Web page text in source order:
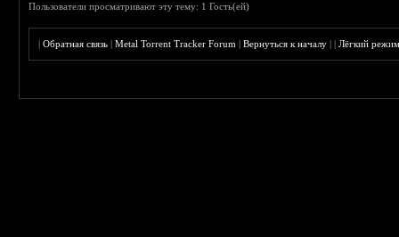
Пользователи просматривают эту тему: 1 Гость(ей)
|Обратная связь |Metal Torrent Tracker Forum |Вернуться к началу ||Лёгкий